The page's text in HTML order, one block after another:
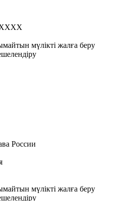
мүлікті жалға беру
России
мүлікті жалға беру